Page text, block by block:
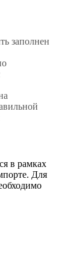
заполнен
в рамках
Для